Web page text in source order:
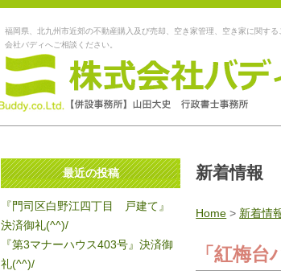
福岡県、北九州市近郊の不動産購入及び売却、空き家管理、空き家に関す
会社バディへご相談ください。
新着情報
Home > 新着情
「紅梅
最近の投稿
『門司区白野江四丁目 戸建て』
決済御礼(^^)/
『第3マナーハウス403号』決済御
礼(^^)/